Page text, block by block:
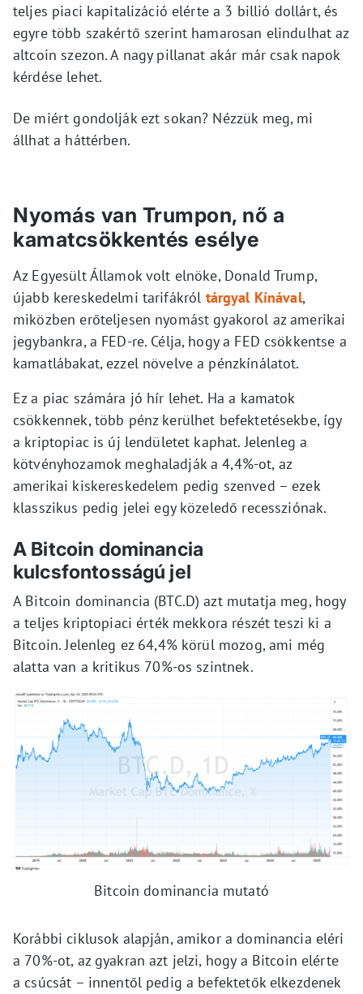
teljes piaci kapitalizáció elérte a 3 billió dollárt, és
egyre több szakértő szerint hamarosan elindulhat az
altcoin szezon. A nagy pillanat akár már csak napok
kérdése lehet.
De miért gondolják ezt sokan? Nézzük meg, mi
állhat a háttérben.
Nyomás van Trumpon, nő a
kamatcsökkentés esélye
Az Egyesült Államok volt elnöke, Donald Trump,
újabb kereskedelmi tarifákról tárgyal Kínával,
miközben erőteljesen nyomást gyakorol az amerikai
jegybankra, a FED-re. Célja, hogy a FED csökkentse a
kamatlábakat, ezzel növelve a pénzkínálatot.
Ez a piac számára jó hír lehet. Ha a kamatok
csökkennek, több pénz kerülhet befektetésekbe, így
a kriptopiac is új lendületet kaphat. Jelenleg a
kötvényhozamok meghaladják a 4,4%-ot, az
amerikai kiskereskedelem pedig szenved – ezek
klasszikus pedig jelei egy közeledő recessziónak.
A Bitcoin dominancia
kulcsfontosságú jel
A Bitcoin dominancia (BTC.D) azt mutatja meg, hogy
a teljes kriptopiaci érték mekkora részét teszi ki a
Bitcoin. Jelenleg ez 64,4% körül mozog, ami még
alatta van a kritikus 70%-os szintnek.
Bitcoin dominancia mutató
Korábbi ciklusok alapján, amikor a dominancia eléri
a 70%-ot, az gyakran azt jelzi, hogy a Bitcoin elérte
a csúcsát – innentől pedig a befektetők elkezdenek